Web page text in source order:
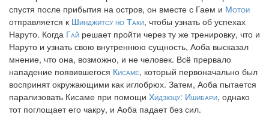
спустя после прибытия на остров, он вместе с Гаем и Мотои
отправляется к Шинджитсу но Таки, чтобы узнать об успехах
Наруто. Когда Гай решает пройти через ту же тренировку, что и
Наруто и узнать свою внутреннюю сущность, Аоба высказал
мнение, что она, возможно, и не человек. Всё прервало
нападение появившегося Кисаме, который первоначально был
воспринят окружающими как иглобрюх. Затем, Аоба пытается
парализовать Кисаме при помощи Хидзюцу: Ишибари, однако
тот поглощает его чакру, и Аоба падает без сил.